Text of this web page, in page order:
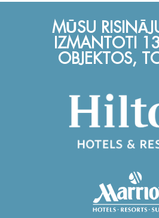
MŪSU
IZMANTOTI
OBJEKTOS,